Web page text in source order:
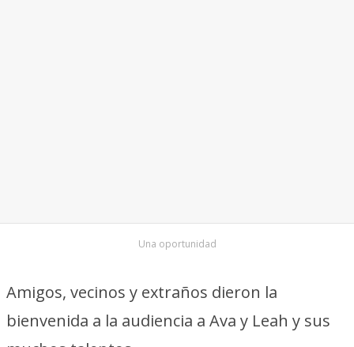
Una oportunidad
Amigos, vecinos y extraños dieron la
bienvenida a la audiencia a Ava y Leah y sus